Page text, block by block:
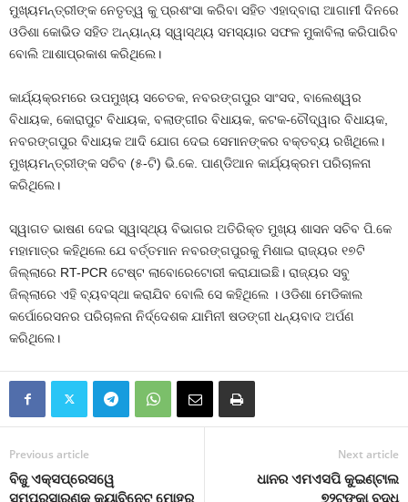
ମୁଖ୍ୟମନ୍ତ୍ରୀଙ୍କ ନେତୃତ୍ୱ କୁ ପ୍ରଶଂସା କରିବା ସହିତ ଏହାଦ୍ବାରା ଆଗାମୀ ଦିନରେ
ଓଡିଶା କୋଭିଡ ସହିତ ଅନ୍ୟାନ୍ୟ ସ୍ୱାସ୍ଥ୍ୟ ସମସ୍ୟାର ସଫଳ ମୁକାବିଲା କରିପାରିବ
ବୋଲି ଆଶାପ୍ରକାଶ କରିଥିଲେ।
କାର୍ଯ୍ୟକ୍ରମରେ ଉପମୁଖ୍ୟ ସଚେତକ, ନବରଙ୍ଗପୁର ସାଂସଦ, ବାଲେଶ୍ୱର
ବିଧାୟକ, କୋରାପୁଟ ବିଧାୟକ, ବଲାଙ୍ଗୀର ବିଧାୟକ, କଟକ-ଚୌଦ୍ୱାର ବିଧାୟକ,
ନବରଙ୍ଗପୁର ବିଧାୟକ ଆଦି ଯୋଗ ଦେଇ ସେମାନଙ୍କର ବକ୍ତବ୍ୟ ରଖିଥିଲେ।
ମୁଖ୍ୟମନ୍ତ୍ରୀଙ୍କ ସଚିବ (୫-ଟି) ଭି.କେ. ପାଣ୍ଡିଆନ କାର୍ଯ୍ୟକ୍ରମ ପରିଚାଳନା
କରିଥିଲେ।
ସ୍ୱାଗତ ଭାଷଣ ଦେଇ ସ୍ୱାସ୍ଥ୍ୟ ବିଭାଗର ଅତିରିକ୍ତ ମୁଖ୍ୟ ଶାସନ ସଚିବ ପି.କେ
ମହାମାତ୍ର କହିଥିଲେ ଯେ ବର୍ତ୍ତମାନ ନବରଙ୍ଗପୁରକୁ ମିଶାଇ ରାଜ୍ୟର ୧୭ଟି
ଜିଲ୍ଲାରେ RT-PCR ଟେଷ୍ଟ ଲାବୋରେଟୋରୀ କରାଯାଇଛି। ରାଜ୍ୟର ସବୁ
ଜିଲ୍ଲାରେ ଏହି ବ୍ୟବସ୍ଥା କରାଯିବ ବୋଲି ସେ କହିଥିଲେ । ଓଡିଶା ମେଡିକାଲ
କର୍ପୋରେସନର ପରିଚାଳନା ନିର୍ଦ୍ଦେଶକ ଯାମିନୀ ଷଡଙ୍ଗୀ ଧନ୍ୟବାଦ ଅର୍ପଣ
କରିଥିଲେ।
Previous article
ବିଜୁ ଏକ୍ସପ୍ରେସୱେ
ସମ୍ପ୍ରସାରଣକୁ କ୍ୟାବିନେଟ୍‍ ମୋହର
Next article
ଧାନର ଏମଏସପି କୁଇଣ୍ଟାଲ
୭୨ଟଙ୍କା ବୃଦ୍ଧି